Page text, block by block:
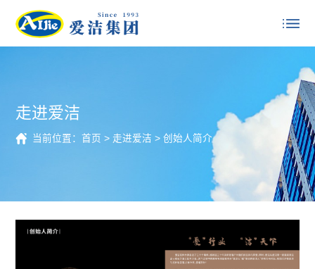
走进爱洁
当前位置：首页 > 走进爱洁 >创始人简介